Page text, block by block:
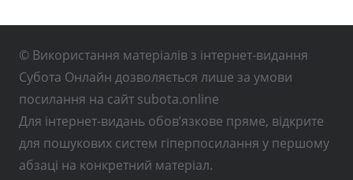
© Використання матеріалів з інтернет-видання
Субота Онлайн дозволяється лише за умови
посилання на сайт subota.online
Для інтернет-видань обов’язкове пряме, відкрите
для пошукових систем гіперпосилання у першому
абзаці на конкретний матеріал.